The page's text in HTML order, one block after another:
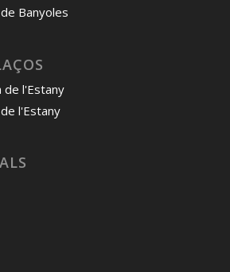
Banyoles
de l'Estany
l'Estany